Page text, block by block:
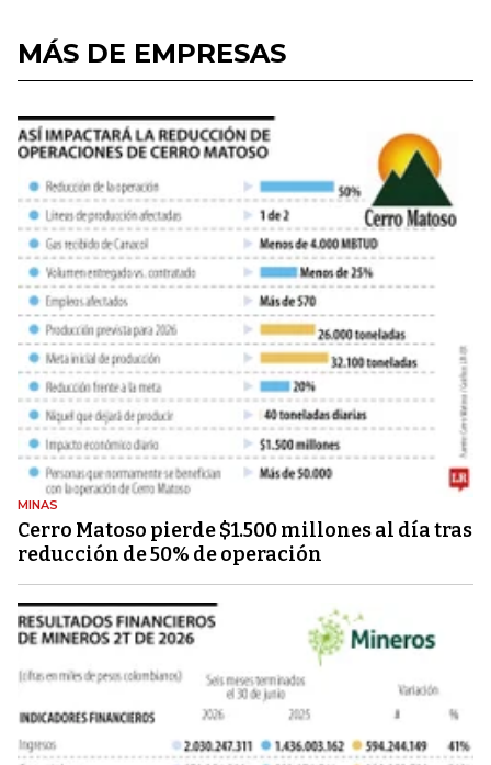
MÁS DE EMPRESAS
MINAS
Cerro Matoso pierde $1.500 millones al día tras
reducción de 50% de operación